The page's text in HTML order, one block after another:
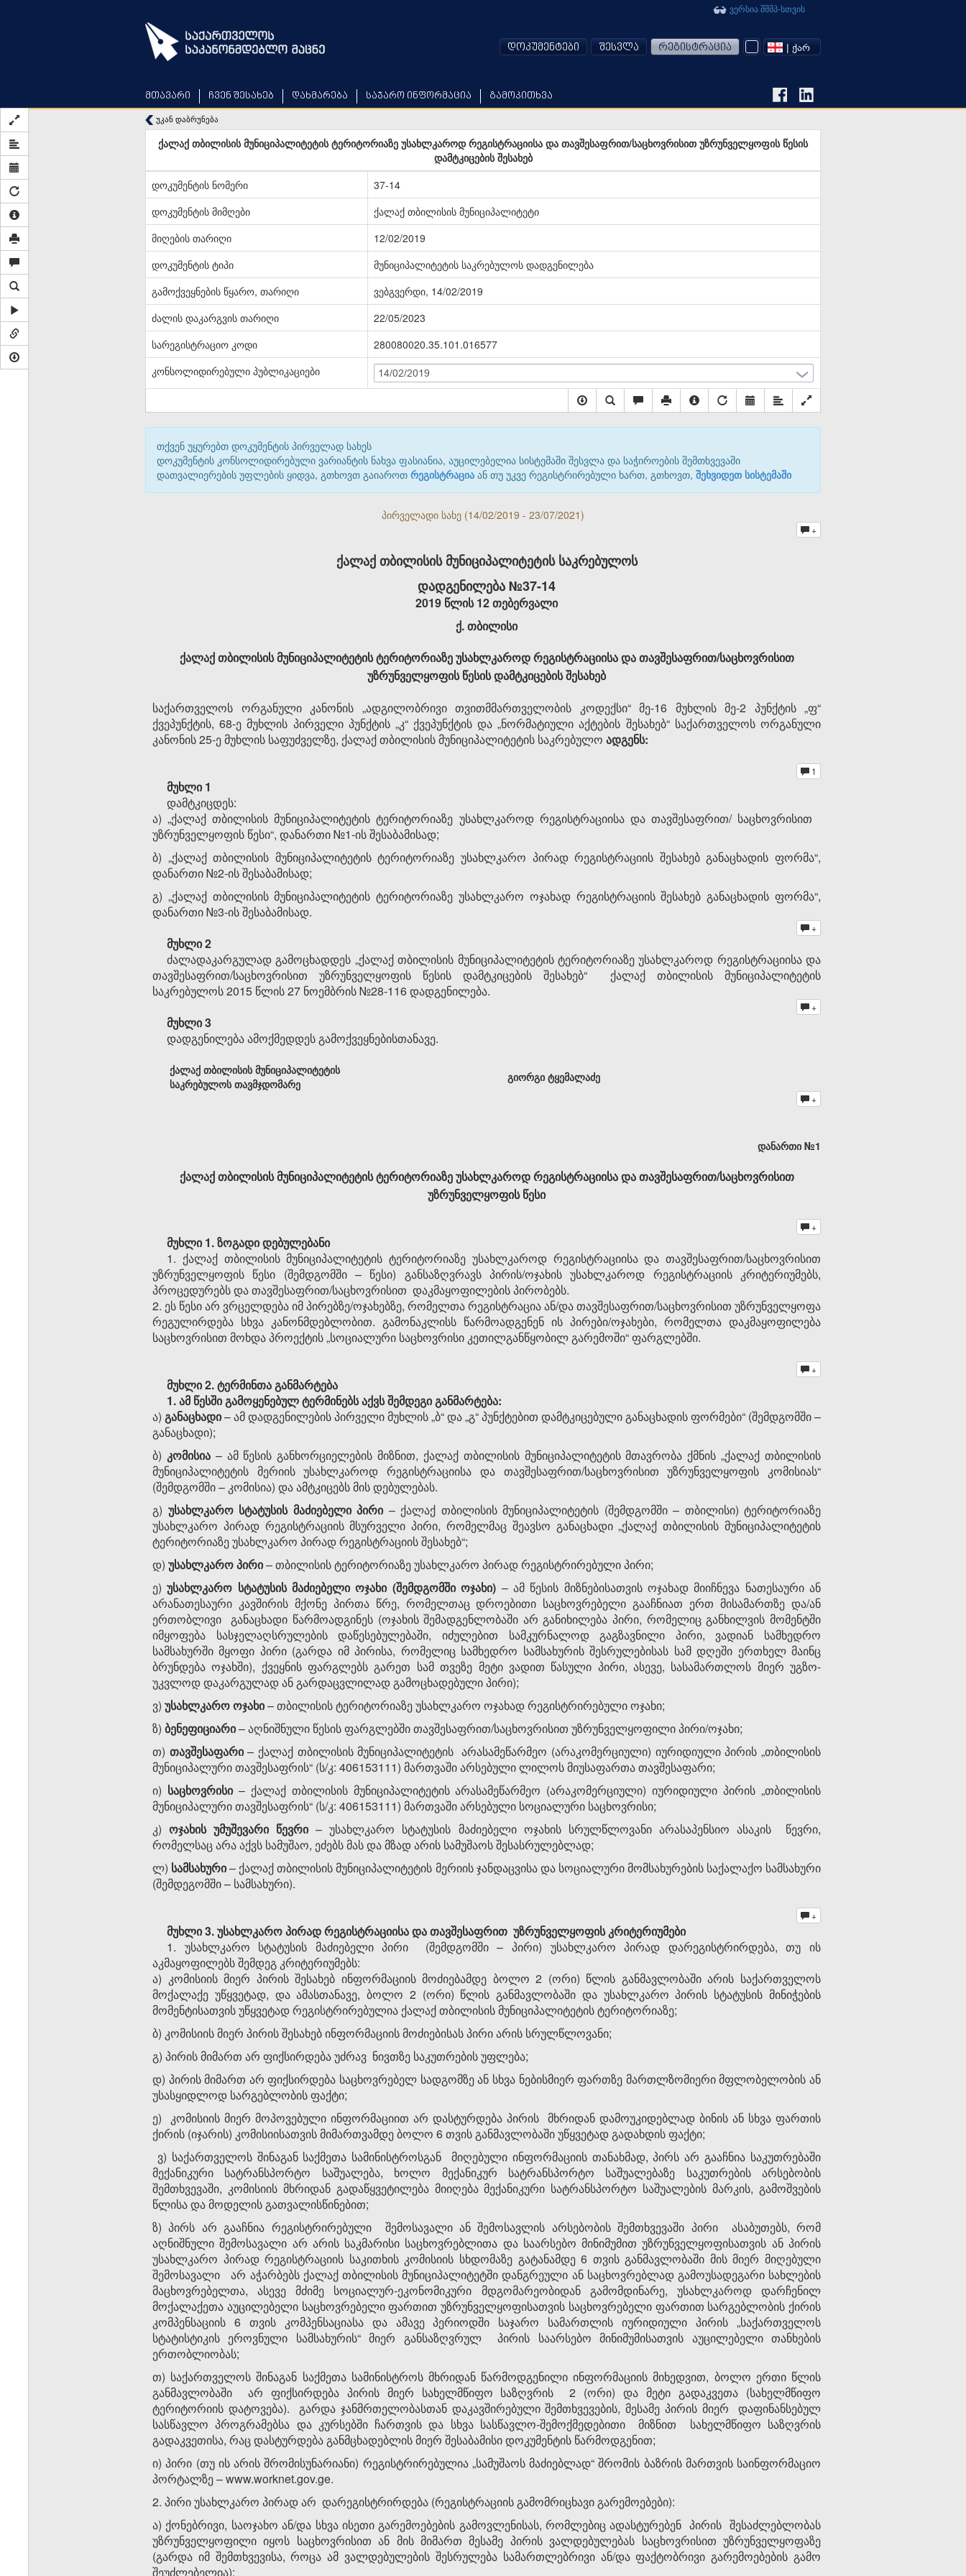
მთავარი ჩვენ შესახებ დახმარება საჯარო ინფორმაცია გამოკითხვა
ვერსია შშმპ-სთვის
დოკუმენტები შესვლა რეგისტრაცია | ᲥᲐᲠ
უკან დაბრუნება
ქალაქ თბილისის მუნიციპალიტეტის ტერიტორიაზე უსახლკაროდ რეგისტრაციისა და თავშესაფრით/საცხოვრისით უზრუნველყოფის წესის
დამტკიცების შესახებ
დოკუმენტის ნომერი
37-14
დოკუმენტის მიმღები
ქალაქ თბილისის მუნიციპალიტეტი
მიღების თარიღი
12/02/2019
დოკუმენტის ტიპი
მუნიციპალიტეტის საკრებულოს დადგენილება
გამოქვეყნების წყარო, თარიღი
ვებგვერდი, 14/02/2019
ძალის დაკარგვის თარიღი
22/05/2023
სარეგისტრაციო კოდი
280080020.35.101.016577
კონსოლიდირებული პუბლიკაციები
14/02/2019
თქვენ უყურებთ დოკუმენტის პირველად სახეს
დოკუმენტის კონსოლიდირებული ვარიანტის ნახვა ფასიანია, აუცილებელია სისტემაში შესვლა და საჭიროების შემთხვევაში
დათვალიერების უფლების ყიდვა, გთხოვთ გაიაროთ რეგისტრაცია ან თუ უკვე რეგისტრირებული ხართ, გთხოვთ, შეხვიდეთ სისტემაში
პირველადი სახე (14/02/2019 - 23/07/2021)
+
ქალაქ თბილისის მუნიციპალიტეტის საკრებულოს
დადგენილება №37-14
2019 წლის 12 თებერვალი
ქ. თბილისი
ქალაქ თბილისის მუნიციპალიტეტის ტერიტორიაზე უსახლკაროდ რეგისტრაციისა და თავშესაფრით/საცხოვრისით
უზრუნველყოფის წესის დამტკიცების შესახებ
საქართველოს ორგანული კანონის „ადგილობრივი თვითმმართველობის კოდექსი“ მე-16 მუხლის მე-2 პუნქტის „ფ“
ქვეპუნქტის, 68-ე მუხლის პირველი პუნქტის „კ“ ქვეპუნქტის და „ნორმატიული აქტების შესახებ“ საქართველოს ორგანული
კანონის 25-ე მუხლის საფუძველზე, ქალაქ თბილისის მუნიციპალიტეტის საკრებულო ადგენს:
1
მუხლი 1
დამტკიცდეს:
ა) „ქალაქ თბილისის მუნიციპალიტეტის ტერიტორიაზე უსახლკაროდ რეგისტრაციისა და თავშესაფრით/ საცხოვრისით
უზრუნველყოფის წესი“, დანართი №1-ის შესაბამისად;
ბ) „ქალაქ თბილისის მუნიციპალიტეტის ტერიტორიაზე უსახლკარო პირად რეგისტრაციის შესახებ განაცხადის ფორმა“,
დანართი №2-ის შესაბამისად;
გ) „ქალაქ თბილისის მუნიციპალიტეტის ტერიტორიაზე უსახლკარო ოჯახად რეგისტრაციის შესახებ განაცხადის ფორმა“,
დანართი №3-ის შესაბამისად.
+
მუხლი 2
ძალადაკარგულად გამოცხადდეს „ქალაქ თბილისის მუნიციპალიტეტის ტერიტორიაზე უსახლკაროდ რეგისტრაციისა და
თავშესაფრით/საცხოვრისით უზრუნველყოფის წესის დამტკიცების შესახებ“ ქალაქ თბილისის მუნიციპალიტეტის
საკრებულოს 2015 წლის 27 ნოემბრის №28-116 დადგენილება.
+
მუხლი 3
დადგენილება ამოქმედდეს გამოქვეყნებისთანავე.
ქალაქ თბილისის მუნიციპალიტეტის
საკრებულოს თავმჯდომარე
გიორგი ტყემალაძე
+
დანართი №1
ქალაქ თბილისის მუნიციპალიტეტის ტერიტორიაზე უსახლკაროდრეგისტრაციისა და თავშესაფრით/საცხოვრისით
უზრუნველყოფის წესი
+
მუხლი 1.ზოგადი დებულებანი
1. ქალაქ თბილისის მუნიციპალიტეტის ტერიტორიაზე უსახლკაროდ რეგისტრაციისა და თავშესაფრით/საცხოვრისით
უზრუნველყოფის წესი (შემდგომში – წესი) განსაზღვრავს პირის/ოჯახის უსახლკაროდ რეგისტრაციის კრიტერიუმებს,
პროცედურებს და თავშესაფრით/საცხოვრისით დაკმაყოფილების პირობებს.
2. ეს წესი არ ვრცელდება იმ პირებზე/ოჯახებზე, რომელთა რეგისტრაცია ან/და თავშესაფრით/საცხოვრისით უზრუნველყოფა
რეგულირდება სხვა კანონმდებლობით. გამონაკლისს წარმოადგენენ ის პირები/ოჯახები, რომელთა დაკმაყოფილება
საცხოვრისით მოხდა პროექტის „სოციალური საცხოვრისი კეთილგანწყობილ გარემოში“ ფარგლებში.
+
მუხლი 2.ტერმინთა განმარტება
1. ამ წესში გამოყენებულ ტერმინებს აქვს შემდეგი განმარტება:
ა) განაცხადი– ამ დადგენილების პირველი მუხლის „ბ“ და „გ“ პუნქტებით დამტკიცებული განაცხადის ფორმები“ (შემდგომში –
განაცხადი);
ბ) კომისია– ამ წესის განხორციელების მიზნით, ქალაქ თბილისის მუნიციპალიტეტის მთავრობა ქმნის „ქალაქ თბილისის
მუნიციპალიტეტის მერიის უსახლკაროდ რეგისტრაციისა და თავშესაფრით/საცხოვრისით უზრუნველყოფის კომისიას“
(შემდგომში – კომისია) და ამტკიცებს მის დებულებას.
გ) უსახლკარო სტატუსის მაძიებელი პირი– ქალაქ თბილისის მუნიციპალიტეტის (შემდგომში – თბილისი) ტერიტორიაზე
უსახლკარო პირად რეგისტრაციის მსურველი პირი, რომელმაც შეავსო განაცხადი „ქალაქ თბილისის მუნიციპალიტეტის
ტერიტორიაზე უსახლკარო პირად რეგისტრაციის შესახებ“;
დ) უსახლკარო პირი– თბილისის ტერიტორიაზე უსახლკარო პირად რეგისტრირებული პირი;
ე)უსახლკარო სტატუსის მაძიებელი ოჯახი (შემდგომში ოჯახი) – ამ წესის მიზნებისათვის ოჯახად მიიჩნევა ნათესაური ან
არანათესაური კავშირის მქონე პირთა წრე, რომელთაც დროებითი საცხოვრებელი გააჩნიათ ერთ მისამართზე და/ან
ერთობლივი განაცხადი წარმოადგინეს (ოჯახის შემადგენლობაში არ განიხილება პირი, რომელიც განხილვის მომენტში
იმყოფება სასჯელაღსრულების დაწესებულებაში, იძულებით სამკურნალოდ გაგზავნილი პირი, ვადიან სამხედრო
სამსახურში მყოფი პირი (გარდა იმ პირისა, რომელიც სამხედრო სამსახურის შესრულებისას სამ დღეში ერთხელ მაინც
ბრუნდება ოჯახში), ქვეყნის ფარგლებს გარეთ სამ თვეზე მეტი ვადით წასული პირი, ასევე, სასამართლოს მიერ უგზო-
უკვლოდ დაკარგულად ან გარდაცვლილად გამოცხადებული პირი);
ვ) უსახლკარო ოჯახი– თბილისის ტერიტორიაზე უსახლკარო ოჯახად რეგისტრირებული ოჯახი;
ზ) ბენეფიციარი– აღნიშნული წესის ფარგლებში თავშესაფრით/საცხოვრისით უზრუნველყოფილი პირი/ოჯახი;
თ) თავშესაფარი– ქალაქ თბილისის მუნიციპალიტეტის არასამეწარმეო (არაკომერციული) იურიდიული პირის „თბილისის
მუნიციპალური თავშესაფრის“ (ს/კ: 406153111) მართვაში არსებული ლილოს მიუსაფართა თავშესაფარი;
ი) საცხოვრისი– ქალაქ თბილისის მუნიციპალიტეტის არასამეწარმეო (არაკომერციული) იურიდიული პირის „თბილისის
მუნიციპალური თავშესაფრის“ (ს/კ: 406153111) მართვაში არსებული სოციალური საცხოვრისი;
კ)ოჯახისუმუშევარი წევრი– უსახლკარო სტატუსის მაძიებელი ოჯახის სრულწლოვანი არასაპენსიო ასაკის წევრი,
რომელსაც არა აქვს სამუშაო, ეძებს მას და მზად არის სამუშაოს შესასრულებლად;
ლ) სამსახური– ქალაქ თბილისის მუნიციპალიტეტის მერიის ჯანდაცვისა და სოციალური მომსახურების საქალაქო სამსახური
(შემდეგომში – სამსახური).
+
მუხლი 3.უსახლკარო პირად რეგისტრაციისა და თავშესაფრით უზრუნველყოფის კრიტერიუმები
1. უსახლკარო სტატუსის მაძიებელი პირი (შემდგომში – პირი) უსახლკარო პირად დარეგისტრირდება, თუ ის
აკმაყოფილებს შემდეგ კრიტერიუმებს:
ა) კომისიის მიერ პირის შესახებ ინფორმაციის მოძიებამდე ბოლო 2 (ორი) წლის განმავლობაში არის საქართველოს
მოქალაქე უწყვეტად, და ამასთანავე, ბოლო 2 (ორი) წლის განმავლობაში და უსახლკარო პირის სტატუსის მინიჭების
მომენტისათვის უწყვეტად რეგისტრირებულია ქალაქ თბილისის მუნიციპალიტეტის ტერიტორიაზე;
ბ) კომისიის მიერ პირის შესახებ ინფორმაციის მოძიებისას პირი არის სრულწლოვანი;
გ) პირის მიმართ არ ფიქსირდება უძრავ ნივთზე საკუთრების უფლება;
დ) პირის მიმართ არ ფიქსირდება საცხოვრებელ სადგომზე ან სხვა ნებისმიერ ფართზე მართლზომიერი მფლობელობის ან
უსასყიდლოდ სარგებლობის ფაქტი;
ე) კომისიის მიერ მოპოვებული ინფორმაციით არ დასტურდება პირის მხრიდან დამოუკიდებლად ბინის ან სხვა ფართის
ქირის (იჯარის) კომისიისათვის მიმართვამდე ბოლო 6 თვის განმავლობაში უწყვეტად გადახდის ფაქტი;
ვ) საქართველოს შინაგან საქმეთა სამინისტროსგან მიღებული ინფორმაციის თანახმად, პირს არ გააჩნია საკუთრებაში
მექანიკური სატრანსპორტო საშუალება, ხოლო მექანიკურ სატრანსპორტო საშუალებაზე საკუთრების არსებობის
შემთხვევაში, კომისიის მხრიდან გადაწყვეტილება მიიღება მექანიკური სატრანსპორტო საშუალების მარკის, გამოშვების
წლისა და მოდელის გათვალისწინებით;
ზ) პირს არ გააჩნია რეგისტრირებული შემოსავალი ან შემოსავლის არსებობის შემთხვევაში პირი ასაბუთებს, რომ
აღნიშნული შემოსავალი არ არის საკმარისი საცხოვრებლითა და საარსებო მინიმუმით უზრუნველყოფისათვის ან პირის
უსახლკარო პირად რეგისტრაციის საკითხის კომისიის სხდომაზე გატანამდე 6 თვის განმავლობაში მის მიერ მიღებული
შემოსავალი არ აჭარბებს ქალაქ თბილისის მუნიციპალიტეტში დანგრეული ან საცხოვრებლად გამოუსადეგარი სახლების
მაცხოვრებელთა, ასევე მძიმე სოციალურ-ეკონომიკური მდგომარეობიდან გამომდინარე, უსახლკაროდ დარჩენილ
მოქალაქეთა აუცილებელი საცხოვრებელი ფართით უზრუნველყოფისათვის საცხოვრებელი ფართით სარგებლობის ქირის
კომპენსაციის 6 თვის კომპენსაციასა და ამავე პერიოდში საჯარო სამართლის იურიდიული პირის „საქართველოს
სტატისტიკის ეროვნული სამსახურის“ მიერ განსაზღვრულ პირის საარსებო მინიმუმისათვის აუცილებელი თანხების
ერთობლიობას;
თ) საქართველოს შინაგან საქმეთა სამინისტროს მხრიდან წარმოდგენილი ინფორმაციის მიხედვით, ბოლო ერთი წლის
განმავლობაში არ ფიქსირდება პირის მიერ სახელმწიფო საზღვრის 2 (ორი) და მეტი გადაკვეთა (სახელმწიფო
ტერიტორიის დატოვება). გარდა ჯანმრთელობასთან დაკავშირებული შემთხვევების, მესამე პირის მიერ დაფინანსებულ
სასწავლო პროგრამებსა და კურსებში ჩართვის და სხვა სასწავლო-შემოქმედებითი მიზნით სახელმწიფო საზღვრის
გადაკვეთისა, რაც დასტურდება განმცხადებლის მიერ შესაბამისი დოკუმენტის წარმოდგენით;
ი) პირი (თუ ის არის შრომისუნარიანი) რეგისტრირებულია „სამუშაოს მაძიებლად“ შრომის ბაზრის მართვის საინფორმაციო
პორტალზე – www.worknet.gov.ge.
2. პირი უსახლკარო პირად არ დარეგისტრირდება (რეგისტრაციის გამომრიცხავი გარემოებები):
ა) ქონებრივი, საოჯახო ან/და სხვა ისეთი გარემოებების გამოვლენისას, რომლებიც ადასტურებენ პირის შესაძლებლობას
უზრუნველყოფილი იყოს საცხოვრისით ან მის მიმართ მესამე პირის ვალდებულებას საცხოვრისით უზრუნველყოფაზე
(გარდა იმ შემთხვევისა, როცა ამ ვალდებულების შესრულება სამართლებრივი ან/და ფაქტობრივი გარემოებების გამო
შეუძლებელია);